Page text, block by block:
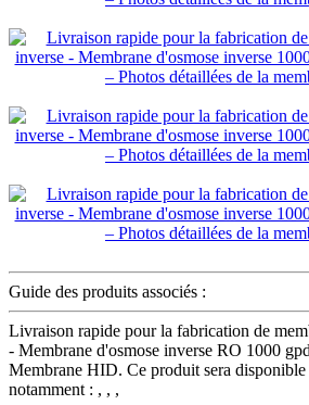
Guide des produits associés :
Livraison rapide pour la fabrication de
- Membrane d'osmose inverse RO 1000
Membrane HID. Ce produit sera disponible
notamment : , , ,